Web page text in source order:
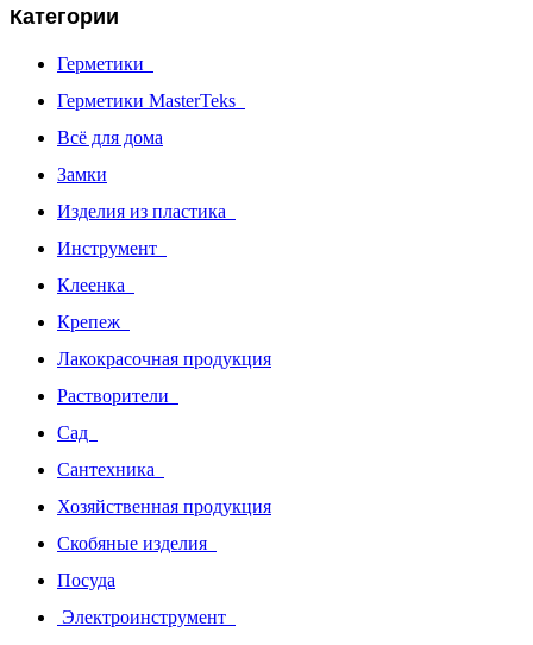
Категории
Герметики
Герметики MasterTeks
Всё для дома
Замки
Изделия из пластика
Инструмент
Клеенка
Крепеж
Лакокрасочная продукция
Растворители
Сад
Сантехника
Хозяйственная продукция
Скобяные изделия
Посуда
Электроинструмент